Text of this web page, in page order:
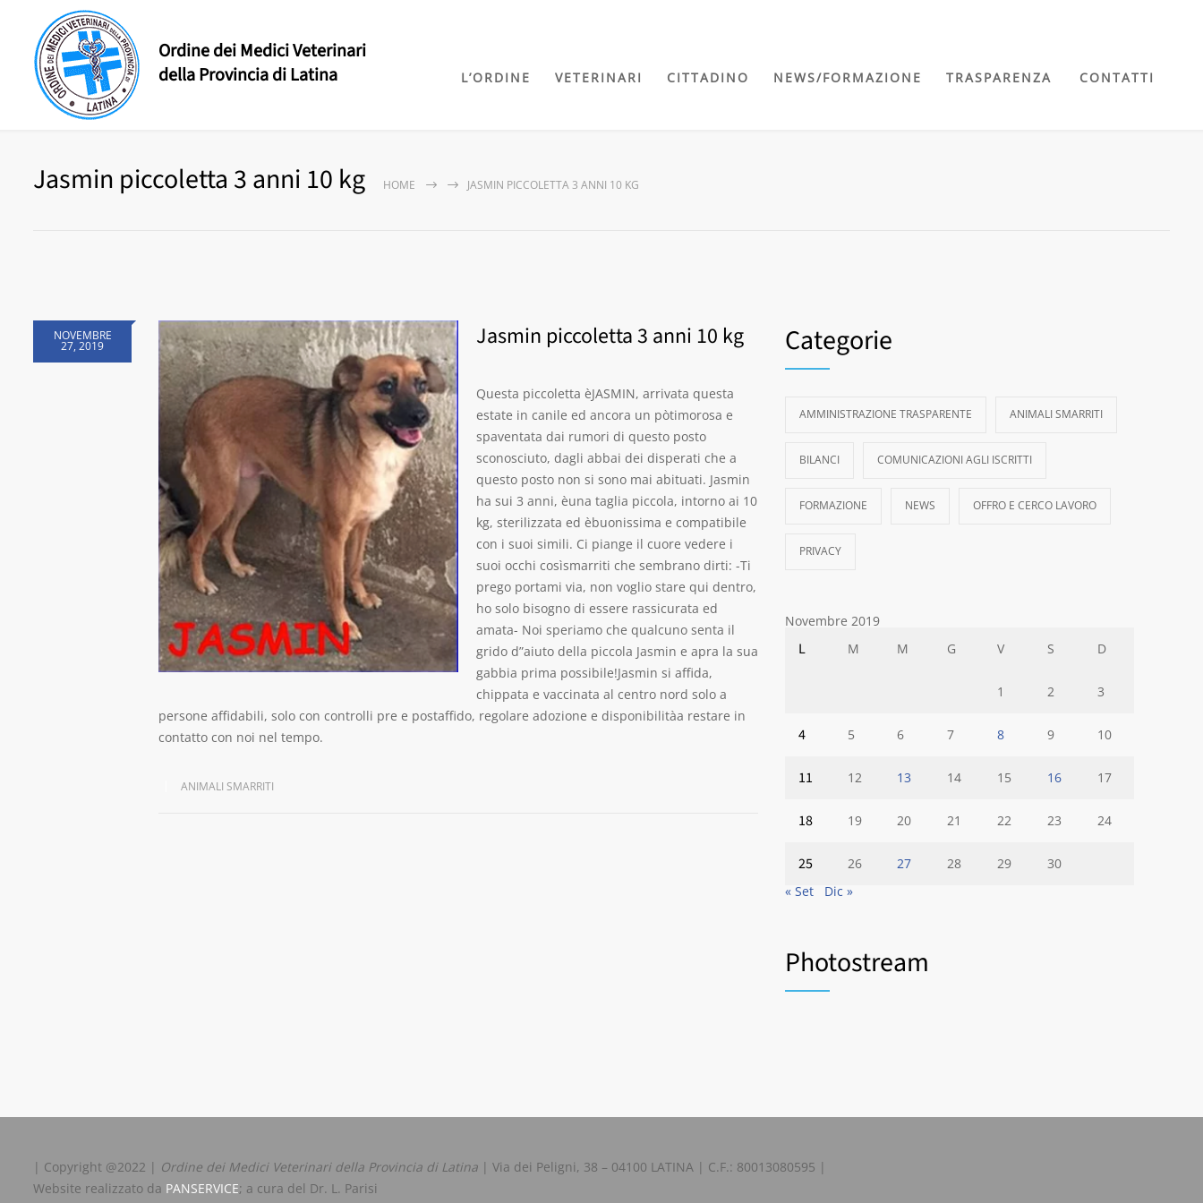
Ordine dei Medici Veterinari
della Provincia di Latina
L’ORDINE VETERINARI CITTADINO NEWS/FORMAZIONE TRASPARENZA CONTATTI
Jasmin piccoletta 3 anni 10 kg HOME JASMIN PICCOLETTA 3 ANNI 10 KG
NOVEMBRE
27, 2019 Jasmin piccoletta 3 anni 10 kg
Questa piccoletta èJASMIN, arrivata questa
estate in canile ed ancora un pòtimorosa e
spaventata dai rumori di questo posto
sconosciuto, dagli abbai dei disperati che a
questo posto non si sono mai abituati. Jasmin
ha sui 3 anni, èuna taglia piccola, intorno ai 10
kg, sterilizzata ed èbuonissima e compatibile
con i suoi simili. Ci piange il cuore vedere i
suoi occhi cosìsmarriti che sembrano dirti: -Ti
prego portami via, non voglio stare qui dentro,
ho solo bisogno di essere rassicurata ed
amata- Noi speriamo che qualcuno senta il
grido d”aiuto della piccola Jasmin e apra la sua
gabbia prima possibile!Jasmin si affida,
chippata e vaccinata al centro nord solo a
persone affidabili, solo con controlli pre e postaffido, regolare adozione e disponibilitàa restare in
contatto con noi nel tempo.
ANIMALI SMARRITI
Categorie
AMMINISTRAZIONE TRASPARENTE ANIMALI SMARRITI
BILANCI COMUNICAZIONI AGLI ISCRITTI
FORMAZIONE NEWS OFFRO E CERCO LAVORO
PRIVACY
Novembre 2019
L M M G V S D
1 2 3
4 5 6 7 8 9 10
11 12 13 14 15 16 17
18 19 20 21 22 23 24
25 26 27 28 29
30
« Set
Dic »
Photostream
| Copyright @2022 | Ordine dei Medici Veterinari della Provincia di Latina | Via dei Peligni, 38 – 04100 LATINA | C.F.: 80013080595 |
Website realizzato da PANSERVICE; a cura del Dr. L. Parisi